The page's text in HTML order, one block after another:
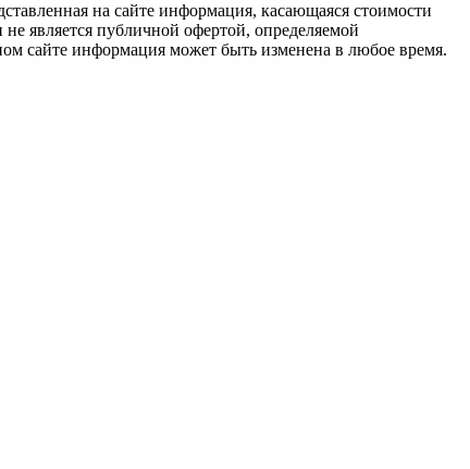
на сайте информация, касающаяся стоимости
является публичной офертой, определяемой
сайте информация может быть изменена в любое время.